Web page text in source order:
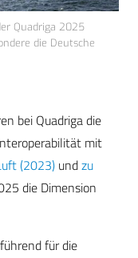
Quadriga 2025
die Deutsche
bei Quadriga die
mit
(2023) undzu
die Dimension
für die